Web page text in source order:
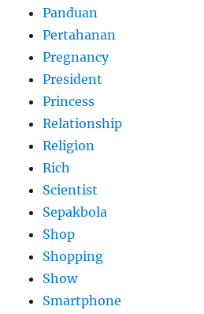
Panduan
Pertahanan
Pregnancy
President
Princess
Relationship
Religion
Rich
Scientist
Sepakbola
Shop
Shopping
Show
Smartphone